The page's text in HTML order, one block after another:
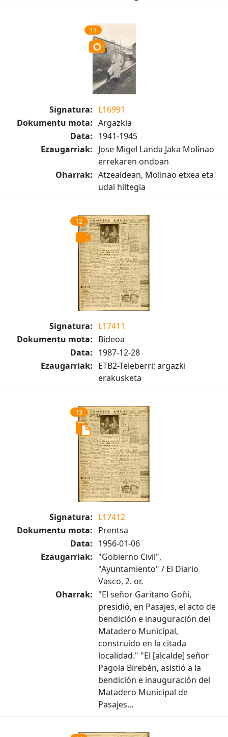
11
Signatura: L16991
Dokumentu mota: Argazkia
Data: 1941-1945
Ezaugarriak: Jose Migel Landa Jaka Molinao
errekaren ondoan
Oharrak: Atzealdean, Molinao etxea eta
udal hiltegia
12
Signatura: L17411
Dokumentu mota: Bideoa
Data: 1987-12-28
Ezaugarriak: ETB2-Teleberri: argazki
erakusketa
13
Signatura: L17412
Dokumentu mota: Prentsa
Data: 1956-01-06
Ezaugarriak: "Gobierno Civil",
"Ayuntamiento" / El Diario
Vasco, 2. or.
Oharrak: "El señor Garitano Goñi,
presidió, en Pasajes, el acto de
bendición e inauguración del
Matadero Municipal,
construido en la citada
localidad." "El [alcalde] señor
Pagola Birebén, asistió a la
bendición e inauguración del
Matadero Municipal de
Pasajes...